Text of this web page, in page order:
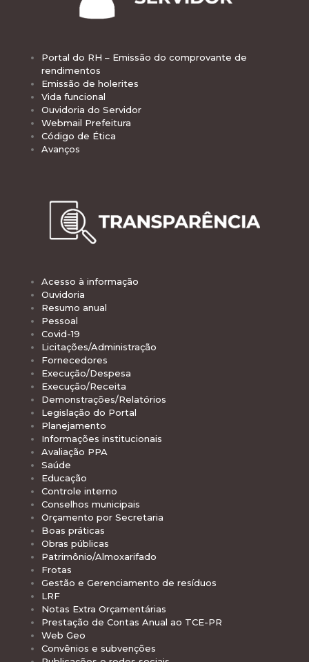
Portal do RH – Emissão do comprovante de
rendimentos
Emissão de holerites
Vida funcional
Ouvidoria do Servidor
Webmail Prefeitura
Código de Ética
Avanços
Acesso à informação
Ouvidoria
Resumo anual
Pessoal
Covid-19
Licitações/Administração
Fornecedores
Execução/Despesa
Execução/Receita
Demonstrações/Relatórios
Legislação do Portal
Planejamento
Informações institucionais
Avaliação PPA
Saúde
Educação
Controle interno
Conselhos municipais
Orçamento por Secretaria
Boas práticas
Obras públicas
Patrimônio/Almoxarifado
Frotas
Gestão e Gerenciamento de resíduos
LRF
Notas Extra Orçamentárias
Prestação de Contas Anual ao TCE-PR
Web Geo
Convênios e subvenções